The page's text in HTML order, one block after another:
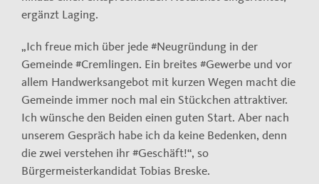
ergänzt Laging.
„Ich freue mich über jede #Neugründung in der
Gemeinde #Cremlingen. Ein breites #Gewerbe und vor
allem Handwerksangebot mit kurzen Wegen macht die
Gemeinde immer noch mal ein Stückchen attraktiver.
Ich wünsche den Beiden einen guten Start. Aber nach
unserem Gespräch habe ich da keine Bedenken, denn
die zwei verstehen ihr #Geschäft!“, so
Bürgermeisterkandidat Tobias Breske.